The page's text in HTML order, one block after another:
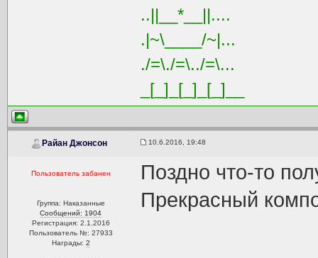
..||__*__||....
.|~\____/~|...
./=\./=\../=\...
_[_]_[_]_[_]__
Райан Джонсон 10.6.2016, 19:48
Пользователь забанен
Группа: Наказанные
Сообщений: 1904
Регистрация: 2.1.2016
Пользователь №: 27933
Награды: 2
Поздно что-то
Прекрасный